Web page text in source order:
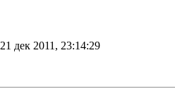
21 дек 2011, 23:14:29